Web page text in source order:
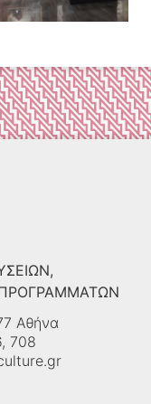
ΠΡΟΓΡΑΜΜΆΤΩΝ
Αθήνα
708